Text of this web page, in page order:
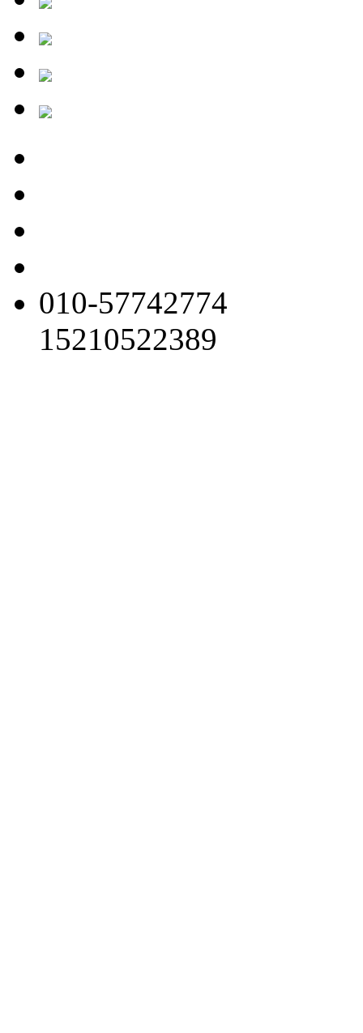
010-57742774
15210522389